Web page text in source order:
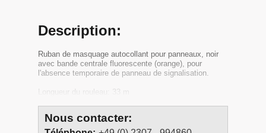
Description:
Ruban de masquage autocollant pour panneaux, noir
avec bande centrale fluorescente (orange), pour
l'absence temporaire de panneau de signalisation.
Longueur du rouleau: 33 m
Nous contacter: